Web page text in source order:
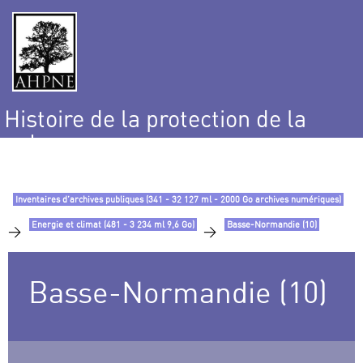
Histoire de la protection de la
nature
Inventaires d’archives publiques (341 - 32 127 ml - 2000 Go archives numériques)
> Energie et climat (481 - 3 234 ml 9,6 Go) > Basse-Normandie (10)
Basse-Normandie (10)